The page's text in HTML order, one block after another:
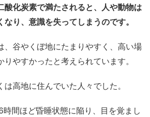
酸化炭素で満たされると、人や動物は
り、意識を失ってしまうのです。
、谷やくぼ地にたまりやすく、高い場
やすかったと考えられています。
高地に住んでいた人々でした。
間ほど昏睡状態に陥り、目を覚まし